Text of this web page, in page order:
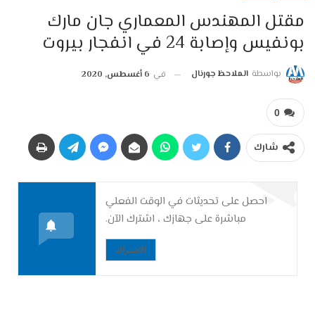
مقتل المهندس المعماري جان مارك
بونفيس وإصابة 24 في انفجار بيروت
بواسطة الملاحظ جورنال في 6 أغسطس, 2020
0
شارك
احصل على تحديثات في الوقت الفعلي
مباشرة على جهازك ، اشترك الآن.
الاشتراك